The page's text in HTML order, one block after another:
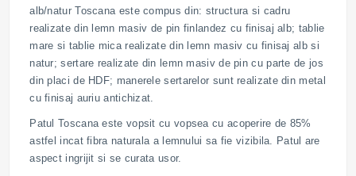
alb/natur Toscana este compus din: structura si cadru
realizate din lemn masiv de pin finlandez cu finisaj alb; tablie
mare si tablie mica realizate din lemn masiv cu finisaj alb si
natur; sertare realizate din lemn masiv de pin cu parte de jos
din placi de HDF; manerele sertarelor sunt realizate din metal
cu finisaj auriu antichizat.
Patul Toscana este vopsit cu vopsea cu acoperire de 85%
astfel incat fibra naturala a lemnului sa fie vizibila. Patul are
aspect ingrijit si se curata usor.